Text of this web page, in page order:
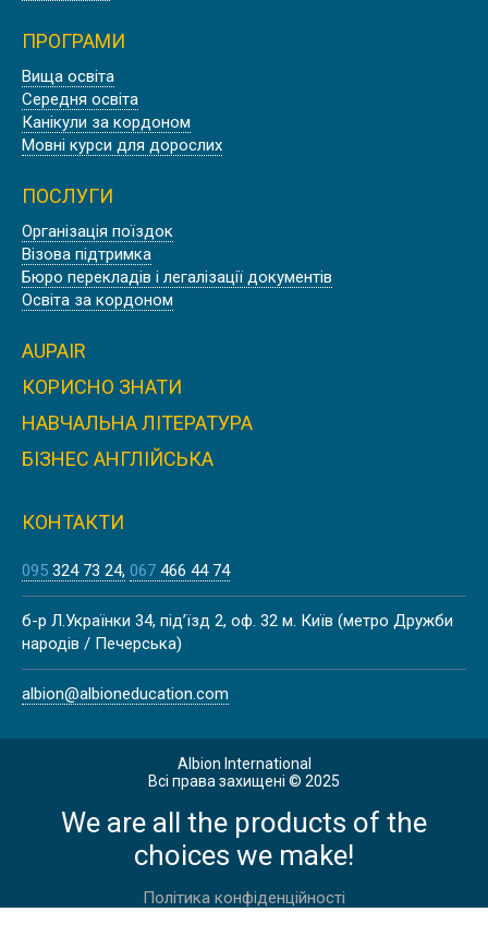
ПРОГРАМИ
Вища освіта
Середня освіта
Канікули за кордоном
Мовні курси для дорослих
ПОСЛУГИ
Організація поїздок
Візова підтримка
Бюро перекладів і легалізації документів
Освіта за кордоном
AUPAIR
КОРИСНО ЗНАТИ
НАВЧАЛЬНА ЛІТЕРАТУРА
БІЗНЕС АНГЛІЙСЬКА
КОНТАКТИ
095 324 73 24 067 466 44 74
б-р Л.Українки 34, під’їзд 2, оф. 32 м. Київ (метро Дружби
народів / Печерська)
albion@albioneducation.com
Albion International
Всі права захищені © 2025
We are all the products of the
choices we make!
Політика конфіденційності